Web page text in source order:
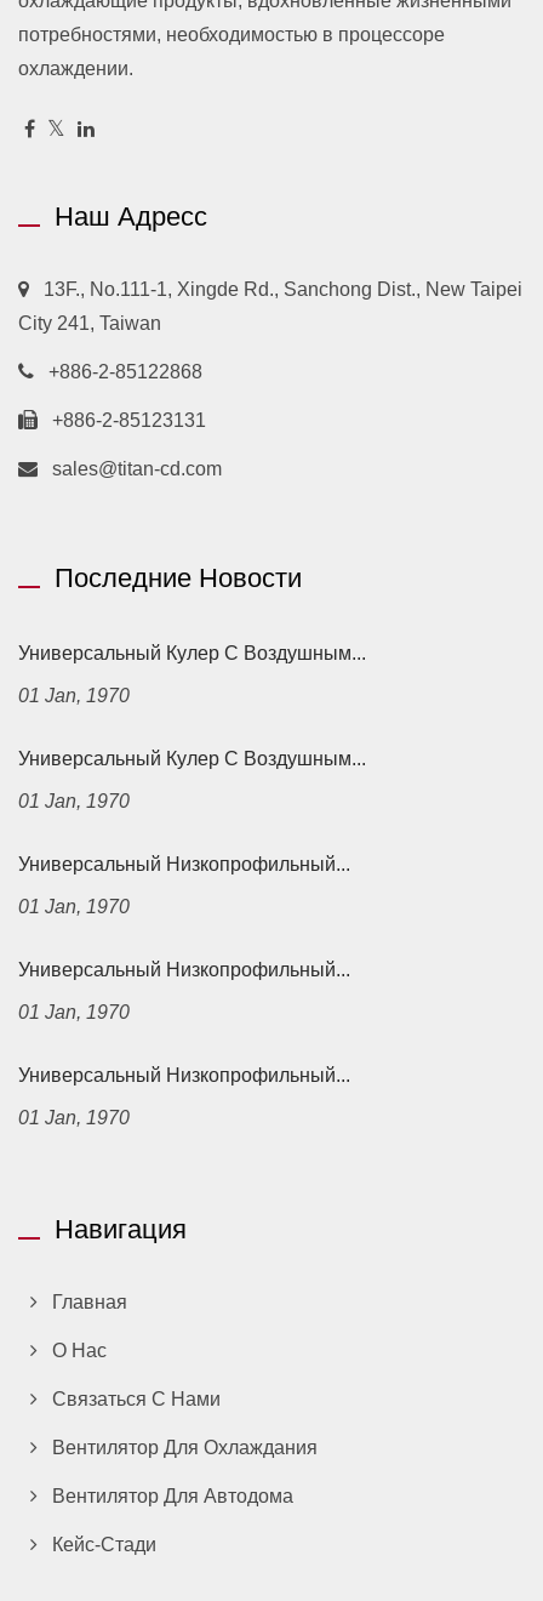
потребностями, необходимостью в процессоре
охлаждении.
Наш Адресс
13F., No.111-1, Xingde Rd., Sanchong Dist., New Taipei
City 241, Taiwan
+886-2-85122868
+886-2-85123131
sales@titan-cd.com
Последние Новости
Универсальный Кулер С Воздушным...
01 Jan, 1970
Универсальный Кулер С Воздушным...
01 Jan, 1970
Универсальный Низкопрофильный...
01 Jan, 1970
Универсальный Низкопрофильный...
01 Jan, 1970
Универсальный Низкопрофильный...
01 Jan, 1970
Навигация
Главная
О Нас
Связаться С Нами
Вентилятор Для Охлаждания
Вентилятор Для Автодома
Кейс-Стади